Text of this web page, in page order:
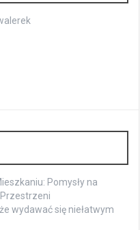
Pomysły na
wydawać się niełatwym